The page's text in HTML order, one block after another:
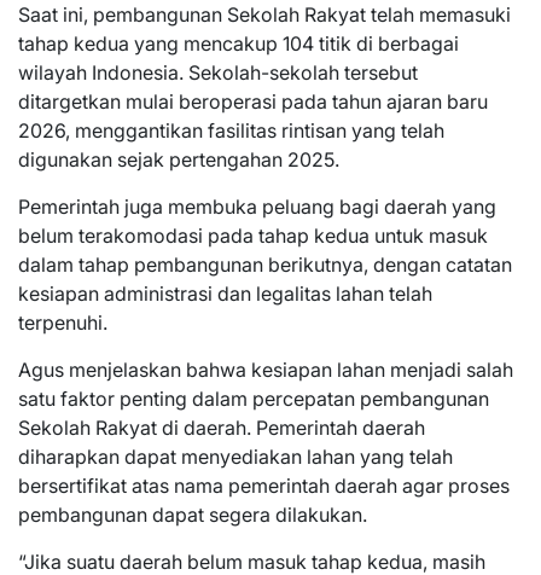
Saat ini, pembangunan Sekolah Rakyat telah memasuki
tahap kedua yang mencakup 104 titik di berbagai
wilayah Indonesia. Sekolah-sekolah tersebut
ditargetkan mulai beroperasi pada tahun ajaran baru
2026, menggantikan fasilitas rintisan yang telah
digunakan sejak pertengahan 2025.
Pemerintah juga membuka peluang bagi daerah yang
belum terakomodasi pada tahap kedua untuk masuk
dalam tahap pembangunan berikutnya, dengan catatan
kesiapan administrasi dan legalitas lahan telah
terpenuhi.
Agus menjelaskan bahwa kesiapan lahan menjadi salah
satu faktor penting dalam percepatan pembangunan
Sekolah Rakyat di daerah. Pemerintah daerah
diharapkan dapat menyediakan lahan yang telah
bersertifikat atas nama pemerintah daerah agar proses
pembangunan dapat segera dilakukan.
“Jika suatu daerah belum masuk tahap kedua, masih